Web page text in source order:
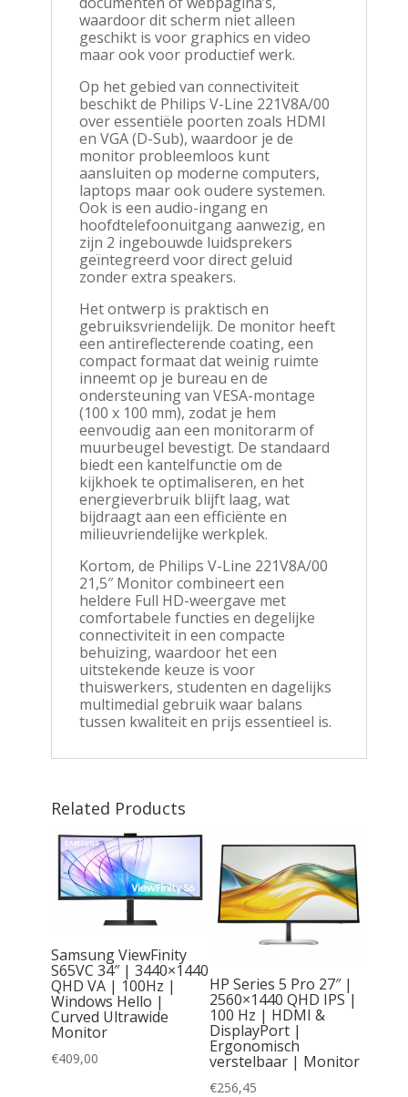
waardoor dit scherm niet alleen
geschikt is voor graphics en video
maar ook voor productief werk.
Op het gebied van connectiviteit
beschikt de Philips V-Line 221V8A/00
over essentiële poorten zoals HDMI
en VGA (D-Sub), waardoor je de
monitor probleemloos kunt
aansluiten op moderne computers,
laptops maar ook oudere systemen.
Ook is een audio-ingang en
hoofdtelefoonuitgang aanwezig, en
zijn 2 ingebouwde luidsprekers
geïntegreerd voor direct geluid
zonder extra speakers.
Het ontwerp is praktisch en
gebruiksvriendelijk. De monitor heeft
een antireflecterende coating, een
compact formaat dat weinig ruimte
inneemt op je bureau en de
ondersteuning van VESA-montage
(100 x 100 mm), zodat je hem
eenvoudig aan een monitorarm of
muurbeugel bevestigt. De standaard
biedt een kantelfunctie om de
kijkhoek te optimaliseren, en het
energieverbruik blijft laag, wat
bijdraagt aan een efficiënte en
milieuvriendelijke werkplek.
Kortom, de Philips V-Line 221V8A/00
21,5″ Monitor combineert een
heldere Full HD-weergave met
comfortabele functies en degelijke
connectiviteit in een compacte
behuizing, waardoor het een
uitstekende keuze is voor
thuiswerkers, studenten en dagelijks
multimedial gebruik waar balans
tussen kwaliteit en prijs essentieel is.
Related Products
Samsung ViewFinity
S65VC 34″ | 3440×1440
QHD VA | 100Hz |
Windows Hello |
Curved Ultrawide
Monitor
€409,00
HP Series 5 Pro 27″ |
2560×1440 QHD IPS |
100 Hz | HDMI &
DisplayPort |
Ergonomisch
verstelbaar | Monitor
€256,45